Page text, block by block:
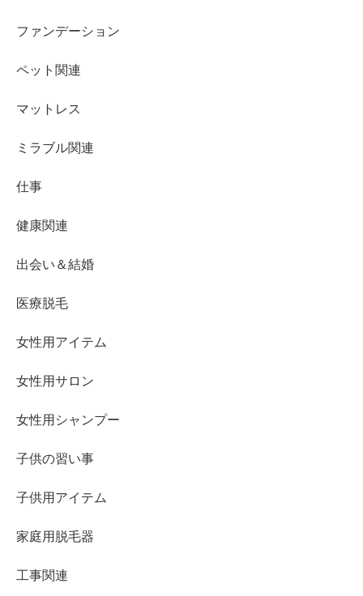
ファンデーション
ペット関連
マットレス
ミラブル関連
仕事
健康関連
出会い＆結婚
医療脱毛
女性用アイテム
女性用サロン
女性用シャンプー
子供の習い事
子供用アイテム
家庭用脱毛器
工事関連